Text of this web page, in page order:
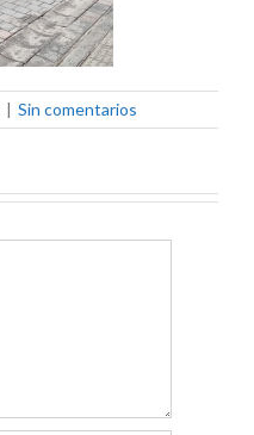
| Sin comentarios